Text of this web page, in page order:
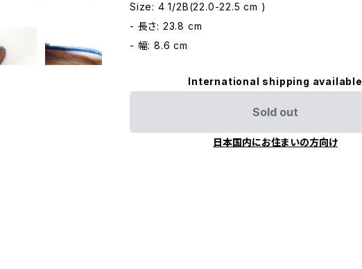
Size: 4 1/2B(22.0-22.5 cm )
- 長さ: 23.8 cm
- 幅: 8.6 cm
International shipping available
Sold out
日本国内にお住まいの方向け